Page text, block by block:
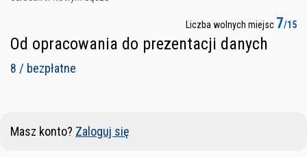
Liczba wolnych miejsc 7/15
Od opracowania do prezentacji danych
8 / bezpłatne
Masz konto? Zaloguj się